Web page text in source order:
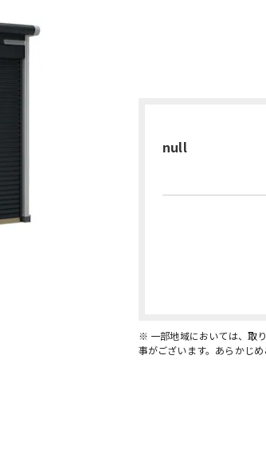
null
※ 一部地域においては、取
事がございます。あらかじめ